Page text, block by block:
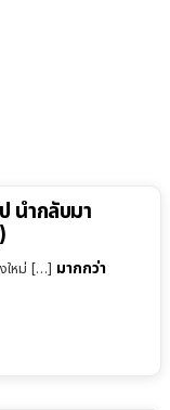
นำกลับมา
ใหม่ […] มากกว่า